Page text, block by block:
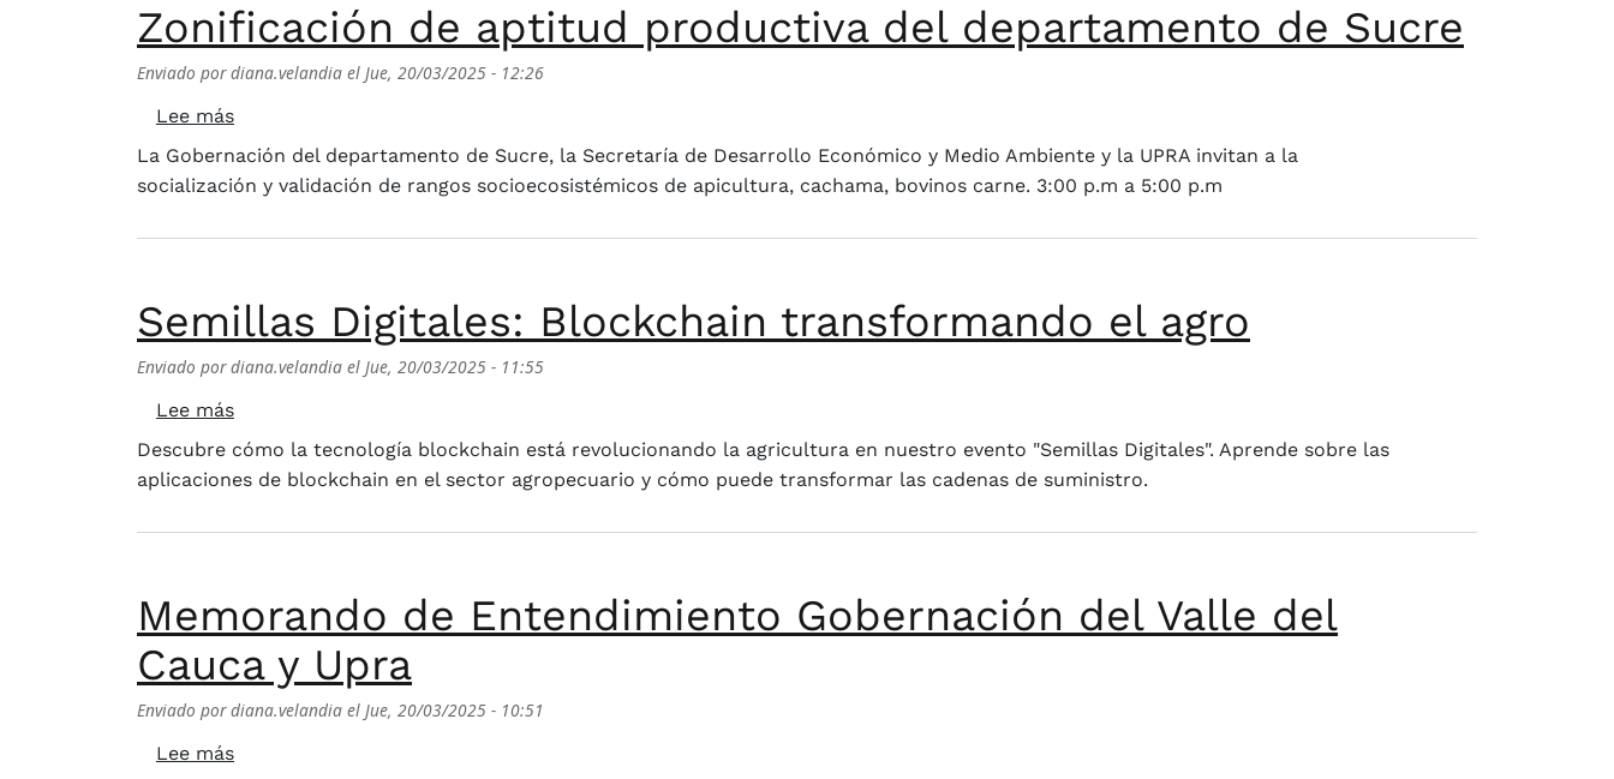
Zonificación de aptitud productiva del departamento de Sucre
Enviado pordiana.velandia el Jue, 20/03/2025 - 12:26
Lee mássobre Zonificación de aptitud productiva del departamento de Sucre
La Gobernación del departamento de Sucre, la Secretaría de Desarrollo Económico y Medio Ambiente y la UPRA invitan a la
socialización y validación de rangos socioecosistémicos de apicultura, cachama, bovinos carne. 3:00 p.m a 5:00 p.m
Semillas Digitales: Blockchain transformando el agro
Enviado pordiana.velandia el Jue, 20/03/2025 - 11:55
Lee mássobre Semillas Digitales: Blockchain transformando el agro
Descubre cómo la tecnología blockchain está revolucionando la agricultura en nuestro evento "Semillas Digitales". Aprende sobre las
aplicaciones de blockchain en el sector agropecuario y cómo puede transformar las cadenas de suministro.
Memorando de Entendimiento Gobernación del Valle del
Cauca y Upra
Enviado pordiana.velandia el Jue, 20/03/2025 - 10:51
Lee mássobre Memorando de Entendimiento Gobernación del Valle del Cauca y Upra